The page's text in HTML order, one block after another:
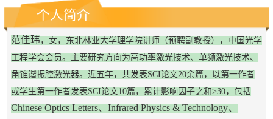
个人简介
范佳玮 ，女，东北林业大学理学院讲师（预聘副教授）， 中国光学
工程学会会员。主要研究方向为高功率激光技术、单频激光技术、
角锥谐振腔激光器。 近五年，共发表SCI论文20余篇，以第一作者
或学生第一作者发表SCI论文10篇， 累计影响因子之和>30，包括
Chinese Optics Letters、 Infrared Physics & Technology、